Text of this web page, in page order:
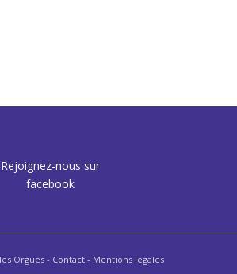
Rejoignez-nous sur
facebook
Orgues - Contact- Mentions légales